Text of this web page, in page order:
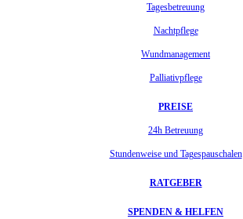
Tagesbetreuung
Nachtpflege
Wundmanagement
Palliativpflege
PREISE
24h Betreuung
Stundenweise und Tagespauschalen
RATGEBER
SPENDEN & HELFEN